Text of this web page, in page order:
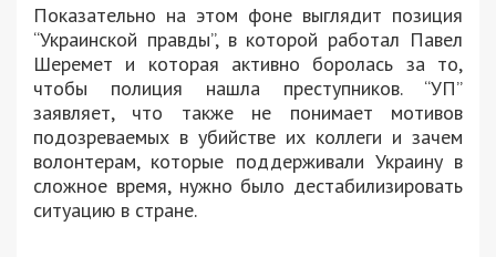
Показательно на этом фоне выглядит позиция
“Украинской правды”, в которой работал Павел
Шеремет и которая активно боролась за то,
чтобы полиция нашла преступников. “УП”
заявляет, что также не понимает мотивов
подозреваемых в убийстве их коллеги и зачем
волонтерам, которые поддерживали Украину в
сложное время, нужно было дестабилизировать
ситуацию в стране.